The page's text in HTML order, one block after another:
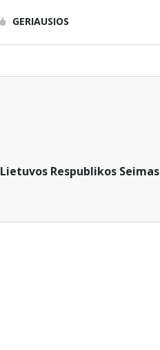
GERIAUSIOS
Lietuvos Respublikos Seimas